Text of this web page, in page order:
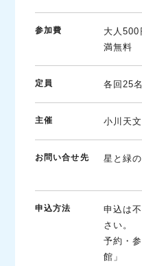
参加費
大人
満無料
定員 各回25名
主催 小川天
お問い合せ先 星と緑
申込方法
申込は
さい。
予約・
館」